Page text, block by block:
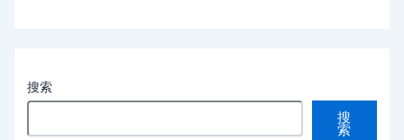
搜索
搜
索